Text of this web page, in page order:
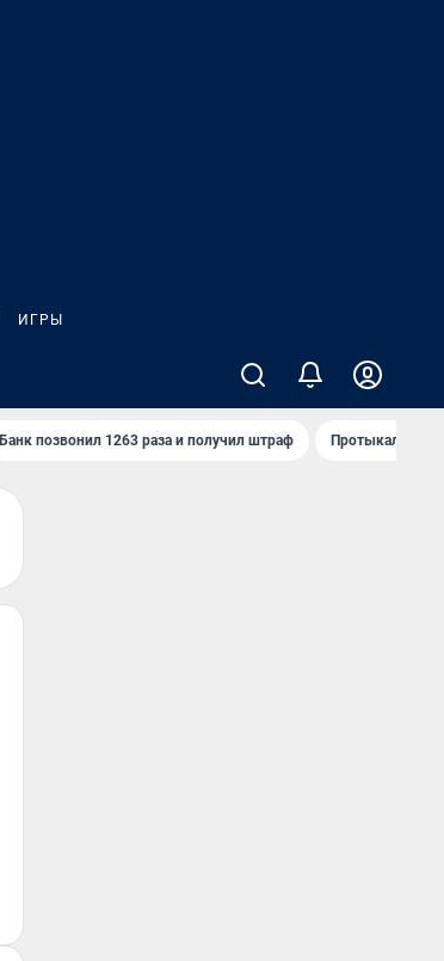
ИГРЫ
Банк позвонил 1263 раза и получил штраф Протыкал